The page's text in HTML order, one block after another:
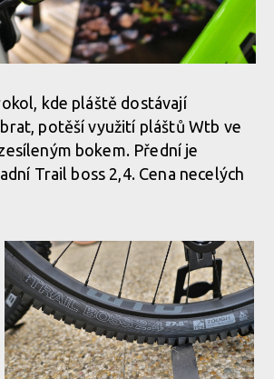
kde pláště dostávají
potěší využití pláštů Wtb ve
bokem. Přední je
Trail boss 2,4. Cena necelých